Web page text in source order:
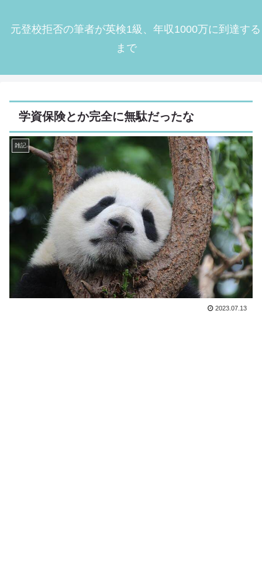
元登校拒否の筆者が英検1級、年収1000万に到達する
まで
学資保険とか完全に無駄だったな
雑記
2023.07.13